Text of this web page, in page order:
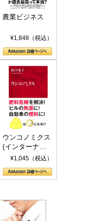
農業ビジネス
¥1,848（税込）
ウンコノミクス
(インターナシ
ョナル新書)
¥1,045（税込）